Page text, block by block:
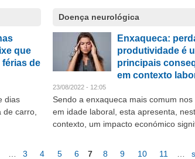
que
férias de
dias
carro,
Doença neurológica
Enxaqueca:
produtividade é
principais
em contexto
23/08/2022 - 12:05
Sendo a enxaqueca mais comum nos
em idade laboral, esta apresenta,
contexto, um impacto económico
3 4 5 6 7 8 9 10 11